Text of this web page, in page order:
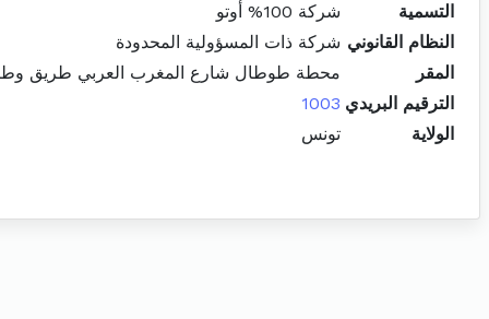
التسمية
شركة 100% أوتو
النظام القانوني شركة ذات المسؤولية المحدودة
المقر
محطة طوطال شارع المغرب العربي طريق وطنية 8 حي
الترقيم البريدي 1003
الولاية
تونس